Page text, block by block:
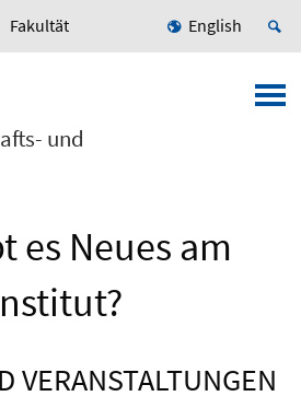
Fakultät English
und
es Neues am
VERANSTALTUNGEN